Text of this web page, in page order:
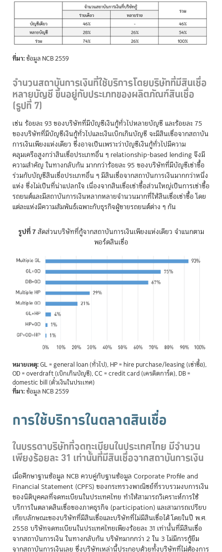
ที่มา:ข้อมูล NCB 2559
จำนวนสถาบันการเงินที่ใช้บริการโดยบริษัทที่มีสินเชื่อ
หลายบัญชี ขึ้นอยู่กับประเภทของผลิตภัณฑ์สินเชื่อ
(รูปที่ 7)
เช่น ร้อยละ 93 ของบริษัทที่มีบัญชีเงินกู้ทั่วไปหลายบัญชี และร้อยละ 75
ของบริษัทที่มีบัญชีเงินกู้ทั่วไปและเงินเบิกเกินบัญชี จะมีสินเชื่อจากสถาบัน
การเงินเพียงแห่งเดียว ซึ่งอาจเป็นเพราะว่าบัญชีเงินกู้ทั่วไปมีความ
คลุมเครือสูงกว่าสินเชื่อประเภทอื่น ๆ relationship-based lending จึงมี
ความสำคัญ ในทางกลับกัน มากกว่าร้อยละ 95 ของบริษัทที่มีบัญชีเช่าซื้อ
ร่วมกับบัญชีสินเชื่อประเภทอื่น ๆ มีสินเชื่อจากสถาบันการเงินมากกว่าหนึ่ง
แห่ง ซึ่งไม่เป็นที่น่าแปลกใจ เนื่องจากสินเชื่อเช่าซื้อส่วนใหญ่เป็นการเช่าซื้อ
รถยนต์และมีสถาบันการเงินหลากหลายจำนวนมากที่ให้สินเชื่อเช่าซื้อ โดย
แต่ละแห่งมีความสัมพันธ์เฉพาะกับธุรกิจผู้ขายรถยนต์ต่าง ๆ กัน
รูปที่ 7สัดส่วนบริษัทที่กู้จากสถาบันการเงินเพียงแห่งเดียว จำแนกตาม
พอร์ตสินเชื่อ
หมายเหตุ:GL = general loan (ทั่วไป), HP = hire purchase/leasing (เช่าซื้อ),
OD = overdraft (เบิกเกินบัญชี), CC = credit card (เครดิตการ์ด), DB =
domestic bill (ตั๋วเงินในประเทศ)
ที่มา:ข้อมูล NCB 2559
การใช้บริการในตลาดสินเชื่อ
ในบรรดาบริษัทที่จดทะเบียนในประเทศไทย มีจำนวน
เพียงร้อยละ 31 เท่านั้นที่มีสินเชื่อจากสถาบันการเงิน
เมื่อศึกษาฐานข้อมูล NCB ควบคู่กับฐานข้อมูล Corporate Profile and
Financial Statement (CPFS) ของกระทรวงพาณิชย์ที่รวบรวมงบการเงิน
ของนิติบุคคลที่จดทะเบียนในประเทศไทย ทำให้สามารถวิเคราะห์การใช้
บริการในตลาดสินเชื่อของภาคธุรกิจ (participation) และสามารถเปรียบ
เทียบลักษณะของบริษัทที่มีสินเชื่อและบริษัทที่ไม่มีสินเชื่อได้ โดยในปี พ.ศ.
2558 บริษัทจดทะเบียนในประเทศไทยเพียงร้อยละ 31 เท่านั้นที่มีสินเชื่อ
จากสถาบันการเงิน ในทางกลับกัน บริษัทมากกว่า 2 ใน 3 ไม่มีการกู้ยืม
จากสถาบันการเงินเลย ซึ่งบริษัทเหล่านี้ประกอบด้วยทั้งบริษัทที่ไม่ต้องการ